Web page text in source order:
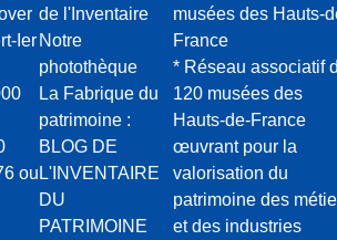
v
l
é
g
i
a
t
Ier
ou
de l'Inventaire
Notre
photothèque
La Fabrique du
patrimoine :
BLOG DE
L'INVENTAIRE
DU
PATRIMOINE
musées des Hauts-
France
* Réseau associatif
120 musées des
Hauts-de-France
œuvrant pour la
valorisation du
patrimoine des
et des industries